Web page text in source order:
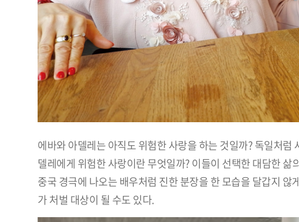
에바와 아델레는 아직도 위험한 사랑을 하는 것일까? 독일처
델레에게 위험한 사랑이란 무엇일까? 이들이 선택한 대담한
중국 경극에 나오는 배우처럼 진한 분장을 한 모습을 달갑지
가 처벌 대상이 될 수도 있다.